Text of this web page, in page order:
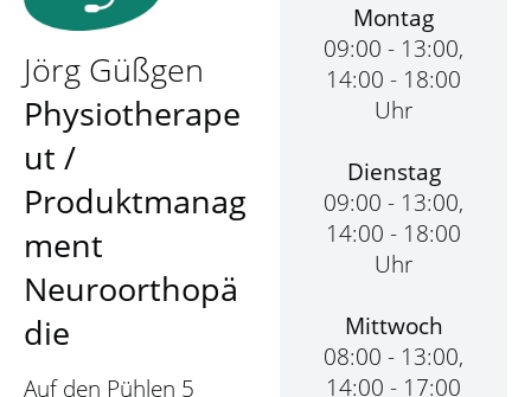
Jörg Güßgen
Physiotherape
ut /
Produktmanag
ment
Neuroorthopä
die
Auf den Pühlen 5
Montag
09:00 - 13:00,
14:00 - 18:00
Uhr
Dienstag
09:00 - 13:00,
14:00 - 18:00
Uhr
Mittwoch
08:00 - 13:00,
14:00 - 17:00